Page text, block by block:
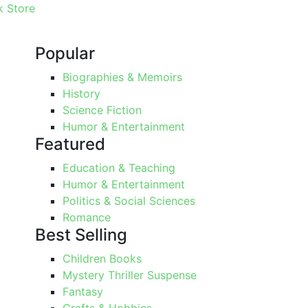
Store
Popular
Biographies & Memoirs
History
Science Fiction
Humor & Entertainment
Featured
Education & Teaching
Humor & Entertainment
Politics & Social Sciences
Romance
Best Selling
Children Books
Mystery Thriller Suspense
Fantasy